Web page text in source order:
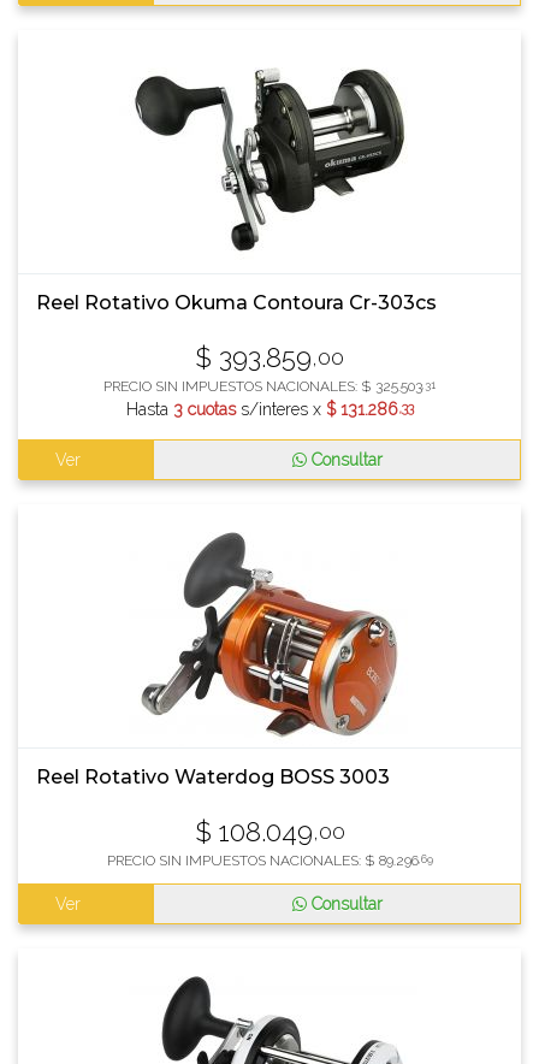
Reel Rotativo Okuma Contoura Cr-303cs
$ 393.859,00
PRECIO SIN IMPUESTOS NACIONALES: $ 325.503 ,31
Hasta 3 cuotass/interes x $ 131.286,33
Ver Consultar
Reel Rotativo Waterdog BOSS 3003
$ 108.049,00
PRECIO SIN IMPUESTOS NACIONALES: $ 89.296,69
Ver Consultar